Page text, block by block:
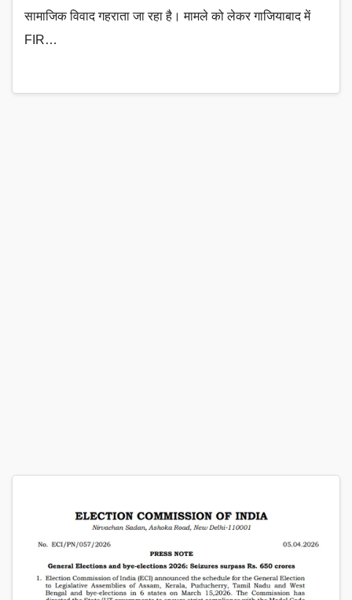
सामाजिक विवाद गहराता जा रहा है। मामले को लेकर गाजियाबाद में
FIR…